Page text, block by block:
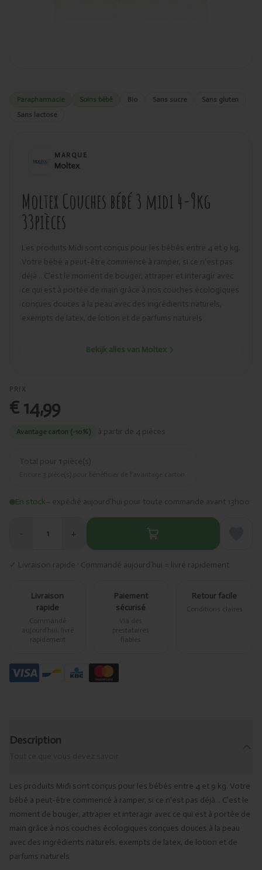
Parapharmacie Soins bébé Bio Sans sucre
Sans gluten
Sans lactose
MARQUE
Moltex
Moltex Couches bébé 3 midi 4-9kg
33pièces
Les produits Midi sont conçus pour les bébés entre 4 et 9 kg.
Votre bébé a peut-être commencé à ramper, si ce n’est pas
déjà... C’est le moment de bouger, attraper et interagir avec
ce qui est à portée de main grâce à nos couches écologiques
conçues douces à la peau avec des ingrédients naturels,
exempts de latex, de lotion et de parfums naturels
Bekijk alles van Moltex
PRIX
€ 14,99
Avantage carton (-10%) à partir de 4 pièces
Total pour 1 pièce(s)
En stock– expédié aujourd’hui pour toute commande avant 13h00
− 1 +
✓ Livraison rapide · Commandé aujourd’hui = livré rapidement
Livraison
rapide
Commandé
aujourd’hui, livré
rapidement
Paiement
sécurisé
Via des
prestataires
fiables
Retour facile
Conditions claires
Description
Les produits Midi sont conçus pour les bébés entre 4 et 9 kg. Votre
bébé a peut-être commencé à ramper, si ce n’est pas déjà... C’est le
moment de bouger, attraper et interagir avec ce qui est à portée de
main grâce à nos couches écologiques conçues douces à la peau
avec des ingrédients naturels, exempts de latex, de lotion et de
parfums naturels